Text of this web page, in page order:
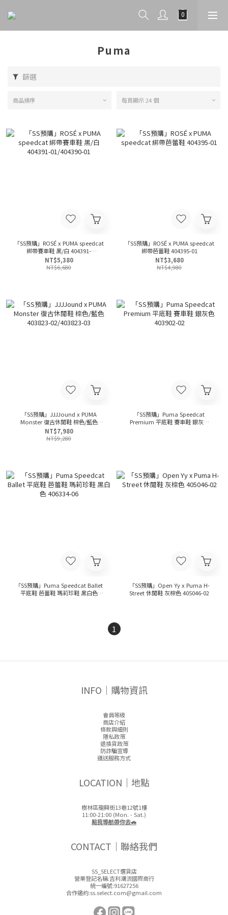
Puma
篩選
商品排序 每頁顯示 24 個
「SS預購」ROSÉ x PUMA speedcat
綁帶賽車鞋 黑/白 404391-
01/404390-01
NT$5,380
NT$6,680
「SS預購」ROSÉ x PUMA speedcat
綁帶芭蕾鞋 404395-01
NT$3,680
NT$4,980
「SS預購」JJJJound x PUMA
Monster 復古休閒鞋 棕色/藍色
403823-02/403823-03
NT$7,980
NT$9,280
「SS預購」Puma Speedcat
Premium 平底鞋 賽車鞋 銀灰色
「SS預購」Puma Speedcat Ballet
平底鞋 芭蕾鞋 瑪莉珍鞋 黑白色
「SS預購」Open Yy x Puma H-
Street 休閒鞋 灰棕色 405046-02
1
INFO｜購物資訊
會員等級
商店介紹
條款與細則
隱私政策
退換貨政策
防詐騙宣導
運送服務方式
LOCATION｜地點
樹林區龍興街13巷12號1樓
11:00-21:00 (Mon. - Sat.)
點我導航帶你去🚗
CONTACT｜聯絡我們
SS_SELECT選貨店
營業登記名稱:吉利潮流國際商行
統一編號:91627256
合作邀約:ss.select.com@gmail.com